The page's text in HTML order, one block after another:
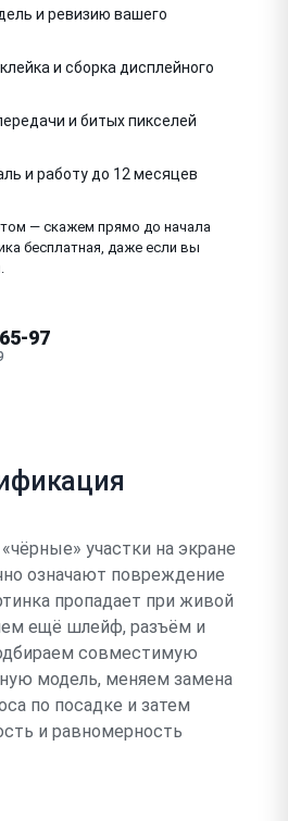
и ревизию вашего
и сборка дисплейного
и битых пикселей
и работу до 12 месяцев
— скажем прямо до начала
бесплатная, даже если вы
97
участки на экране
означают повреждение
пропадает при живой
ещё шлейф, разъём и
совместимую
модель, меняем замена
по посадке и затем
и равномерность